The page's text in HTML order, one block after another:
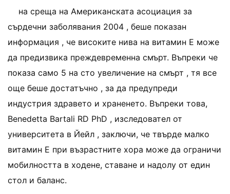
на среща на Американската асоциация за
сърдечни заболявания 2004 , беше показан
информация , че високите нива на витамин Е може
да предизвика преждевременна смърт. Въпреки че
показа само 5 на сто увеличение на смърт , тя все
още беше достатъчно , за да предупреди
индустрия здравето и храненето. Въпреки това,
Benedetta Bartali RD PhD , изследовател от
университета в Йейл , заключи, че твърде малко
витамин E при възрастните хора може да ограничи
мобилността в ходене, ставане и надолу от един
стол и баланс.